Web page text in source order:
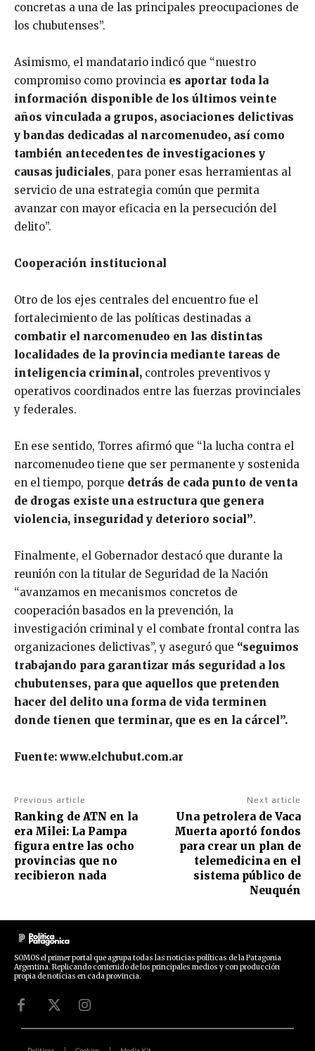
concretas a una de las principales preocupaciones de
los chubutenses”.
Asimismo, el mandatario indicó que “nuestro
compromiso como provincia es aportar toda la
información disponible de los últimos veinte
años vinculada a grupos, asociaciones delictivas
y bandas dedicadas al narcomenudeo, así como
también antecedentes de investigaciones y
causas judiciales, para poner esas herramientas al
servicio de una estrategia común que permita
avanzar con mayor eficacia en la persecución del
delito”.
Cooperación institucional
Otro de los ejes centrales del encuentro fue el
fortalecimiento de las políticas destinadas a
combatir el narcomenudeo en las distintas
localidades de la provincia mediante tareas de
inteligencia criminal, controles preventivos y
operativos coordinados entre las fuerzas provinciales
y federales.
En ese sentido, Torres afirmó que “la lucha contra el
narcomenudeo tiene que ser permanente y sostenida
en el tiempo, porque detrás de cada punto de venta
de drogas existe una estructura que genera
violencia, inseguridad y deterioro social”.
Finalmente, el Gobernador destacó que durante la
reunión con la titular de Seguridad de la Nación
“avanzamos en mecanismos concretos de
cooperación basados en la prevención, la
investigación criminal y el combate frontal contra las
organizaciones delictivas”, y aseguró que “seguimos
trabajando para garantizar más seguridad a los
chubutenses, para que aquellos que pretenden
hacer del delito una forma de vida terminen
donde tienen que terminar, que es en la cárcel”.
Fuente: www.elchubut.com.ar
Previous article
Ranking de ATN en la
era Milei: La Pampa
figura entre las ocho
provincias que no
recibieron nada
Next article
Una petrolera de Vaca
Muerta aportó fondos
para crear un plan de
telemedicina en el
sistema público de
Neuquén
SOMOS el primer portal que agrupa todas las noticias políticas de la Patagonia
Argentina. Replicando contenido de los principales medios y con producción
propia de noticias en cada provincia.